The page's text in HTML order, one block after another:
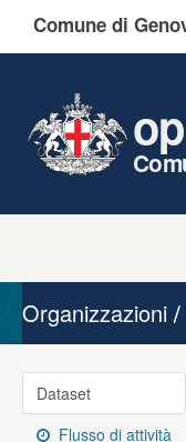
Comune di
Gruppi
Organizzazioni
Dataset
Flusso di attività